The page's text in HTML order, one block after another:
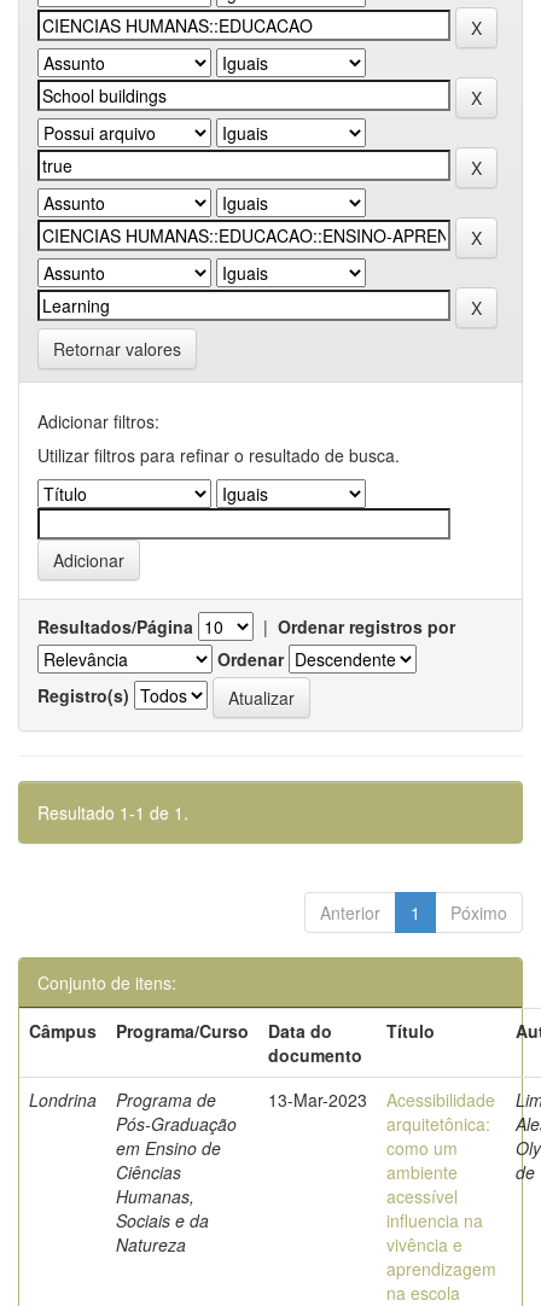
Retornar valores
Adicionar filtros:
Utilizar filtros para refinar o resultado de busca.
Resultados/Página | Ordenar registros por
Ordenar
Registro(s)
Resultado 1-1 de 1.
Anterior 1 Póximo
Conjunto de itens:
Câmpus
Programa/Curso
Data do
documento
Título
Londrina
Programa de
Pós-Graduação
em Ensino de
Ciências
Humanas,
Sociais e da
Natureza
13-Mar-2023
Acessibilidade
arquitetônica:
como um
ambiente
acessível
influencia na
vivência e
aprendizagem
na escola
de